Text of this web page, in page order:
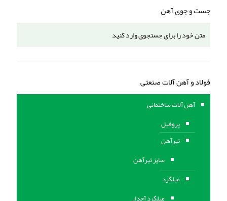
جست و جوی آهن
فولاد و آهن آلات صنعتی
آهن آلات ساختمانی
پروفیل
تیرآهن
سایز تیرآهن
میلگرد